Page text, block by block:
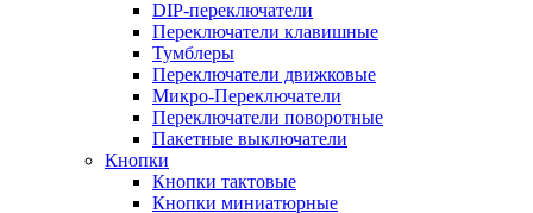
DIP-переключатели
Переключатели клавишные
Тумблеры
Переключатели движковые
Микро-Переключатели
Переключатели поворотные
Пакетные выключатели
Кнопки
Кнопки тактовые
Кнопки миниатюрные